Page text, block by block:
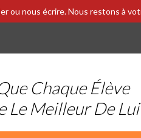
ou nous écrire. Nous restons à
Chaque Élève
Le Meilleur De